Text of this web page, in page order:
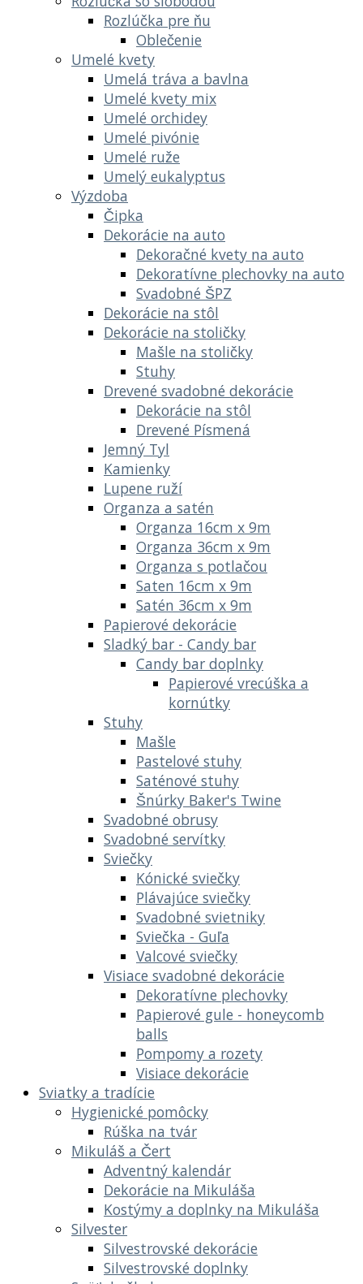
Rozlúčka pre ňu
Oblečenie
Umelé kvety
Umelá tráva a bavlna
Umelé kvety mix
Umelé orchidey
Umelé pivónie
Umelé ruže
Umelý eukalyptus
Výzdoba
Čipka
Dekorácie na auto
Dekoračné kvety na auto
Dekoratívne plechovky na auto
Svadobné ŠPZ
Dekorácie na stôl
Dekorácie na stoličky
Mašle na stoličky
Stuhy
Drevené svadobné dekorácie
Dekorácie na stôl
Drevené Písmená
Jemný Tyl
Kamienky
Lupene ruží
Organza a satén
Organza 16cm x 9m
Organza 36cm x 9m
Organza s potlačou
Saten 16cm x 9m
Satén 36cm x 9m
Papierové dekorácie
Sladký bar - Candy bar
Candy bar doplnky
Papierové vrecúška a
kornútky
Stuhy
Mašle
Pastelové stuhy
Saténové stuhy
Šnúrky Baker's Twine
Svadobné obrusy
Svadobné servítky
Sviečky
Kónické sviečky
Plávajúce sviečky
Svadobné svietniky
Sviečka - Guľa
Valcové sviečky
Visiace svadobné dekorácie
Dekoratívne plechovky
Papierové gule - honeycomb
balls
Pompomy a rozety
Visiace dekorácie
Sviatky a tradície
Hygienické pomôcky
Rúška na tvár
Mikuláš a Čert
Adventný kalendár
Dekorácie na Mikuláša
Kostýmy a doplnky na Mikuláša
Silvester
Silvestrovské dekorácie
Silvestrovské doplnky